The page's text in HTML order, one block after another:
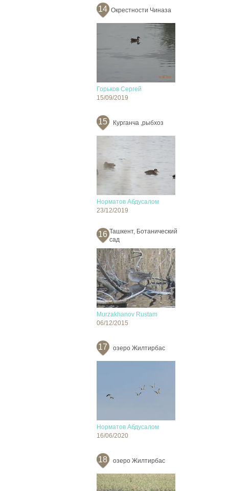
14 Окрестности Чиназа
Горьков Сергей
15/09/2019
15 Курганча ,рыбхоз
Норматов Абдусалом
23/12/2019
16 Ташкент, Ботанический
сад
Murzakhanov Rustam
06/12/2015
17 озеро Жилтирбас
Норматов Абдусалом
16/06/2020
18 озеро Жилтирбас